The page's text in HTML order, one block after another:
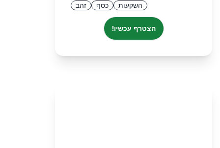
השקעות כסף זהב
הצטרף עכשיו!